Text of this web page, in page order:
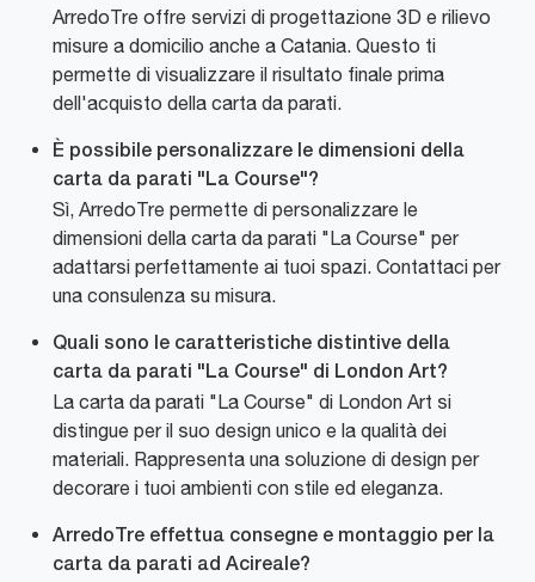
ArredoTre offre servizi di progettazione 3D e rilievo
misure a domicilio anche a Catania. Questo ti
permette di visualizzare il risultato finale prima
dell'acquisto della carta da parati.
È possibile personalizzare le dimensioni della
carta da parati "La Course"?
Sì, ArredoTre permette di personalizzare le
dimensioni della carta da parati "La Course" per
adattarsi perfettamente ai tuoi spazi. Contattaci per
una consulenza su misura.
Quali sono le caratteristiche distintive della
carta da parati "La Course" di London Art?
La carta da parati "La Course" di London Art si
distingue per il suo design unico e la qualità dei
materiali. Rappresenta una soluzione di design per
decorare i tuoi ambienti con stile ed eleganza.
ArredoTre effettua consegne e montaggio per la
carta da parati ad Acireale?